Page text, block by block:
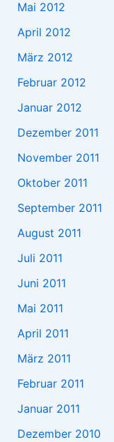
Mai 2012
April 2012
März 2012
Februar 2012
Januar 2012
Dezember 2011
November 2011
Oktober 2011
September 2011
August 2011
Juli 2011
Juni 2011
Mai 2011
April 2011
März 2011
Februar 2011
Januar 2011
Dezember 2010